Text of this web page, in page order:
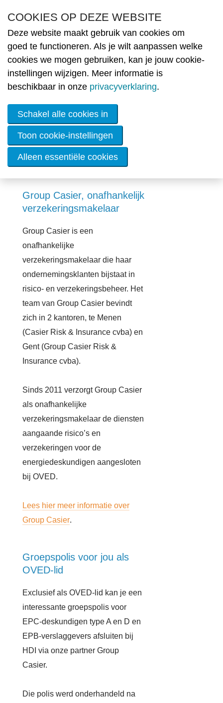
MENU
Partners
Group Casier
Group Casier, onafhankelijk
verzekeringsmakelaar
Group Casier is een
onafhankelijke
verzekeringsmakelaar die haar
ondernemingsklanten bijstaat in
risico- en verzekeringsbeheer. Het
team van Group Casier bevindt
zich in 2 kantoren, te Menen
(Casier Risk & Insurance cvba) en
Gent (Group Casier Risk &
Insurance cvba).
Sinds 2011 verzorgt Group Casier
als onafhankelijke
verzekeringsmakelaar de diensten
aangaande risico’s en
verzekeringen voor de
energiedeskundigen aangesloten
bij OVED.
Lees hier meer informatie over
Group Casier.
Groepspolis voor jou als
OVED-lid
Exclusief als OVED-lid kan je een
interessante groepspolis voor
EPC-deskundigen type A en D en
EPB-verslaggevers afsluiten bij
HDI via onze partner Group
Casier.
Die polis werd onderhandeld na
COOKIES OP DEZE WEBSITE
Deze website maakt gebruik van cookies om
goed te functioneren. Als je wilt aanpassen welke
cookies we mogen gebruiken, kan je jouw cookie-
instellingen wijzigen. Meer informatie is
beschikbaar in onze privacyverklaring.
Schakel alle cookies in
Toon cookie-instellingen
Alleen essentiële cookies